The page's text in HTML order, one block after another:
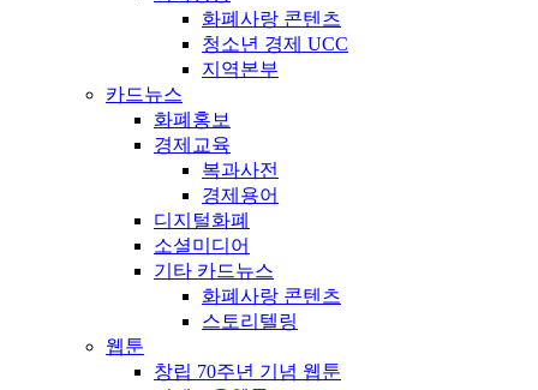
화폐사랑 콘텐츠
청소년 경제 UCC
지역본부
카드뉴스
화폐홍보
경제교육
복과사전
경제용어
디지털화폐
소셜미디어
기타 카드뉴스
화폐사랑 콘텐츠
스토리텔링
웹툰
창립 70주년 기념 웹툰